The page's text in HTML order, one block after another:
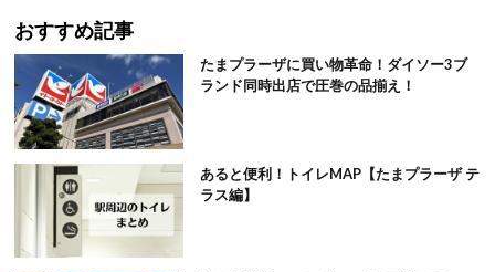
おすすめ記事
たまプラーザに買い物革命！ダイソー3ブ
ランド同時出店で圧巻の品揃え！
あると便利！トイレMAP【たまプラーザ テ
ラス編】